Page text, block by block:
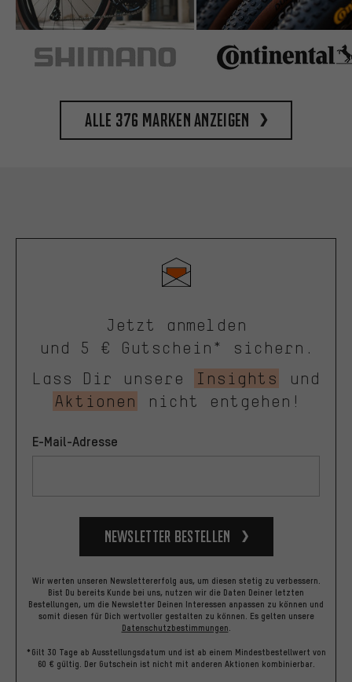
Alle 376 Marken anzeigen
Jetzt anmelden
und 5 € Gutschein* sichern.
Lass Dir unsere
Insights
und
Aktionen
nicht entgehen!
E-Mail-Adresse
Newsletter bestellen
Wir werten unseren Newslettererfolg aus, um diesen stetig zu verbessern.
Bist Du bereits Kunde bei uns, nutzen wir die Daten Deiner letzten
Bestellungen, um die Newsletter Deinen Interessen anpassen zu können und
somit diesen für Dich wertvoller gestalten zu können. Es gelten unsere
Datenschutzbestimmungen.
*Gilt 30 Tage ab Ausstellungsdatum und ist ab einem Mindestbestellwert von
60 € gültig. Der Gutschein ist nicht mit anderen Aktionen kombinierbar.